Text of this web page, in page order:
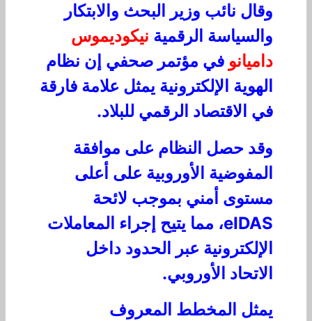
وقال نائب وزير البحث والابتكار
والسياسة الرقمية نيكوديموس
داميانو في مؤتمر صحفي إن نظام
الهوية الإلكترونية يمثل علامة فارقة
في الاقتصاد الرقمي للبلاد.
وقد حصل النظام على موافقة
المفوضية الأوروبية على أعلى
مستوى أمني بموجب لائحة
eIDAS، مما يتيح إجراء المعاملات
الإلكترونية عبر الحدود داخل
الاتحاد الأوروبي.
يمثل المخطط المعروف